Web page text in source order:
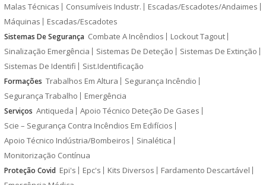
Malas Técnicas
Consumíveis Industr.
Escadas/Escadotes/Andaimes
Máquinas
Escadas/Escadotes
Sistemas De Segurança Combate A Incêndios
Lockout Tagout
Sinalização Emergência
Sistemas De Deteção
Sistemas De Extinção
Sistemas De Identifi
Sist.Identificação
Formações Trabalhos Em Altura
Segurança Incêndio
Segurança Trabalho
Emergência
Serviços Antiqueda
Apoio Técnico Deteção De Gases
Scie – Segurança Contra Incêndios Em Edifícios
Apoio Técnico Indústria/Bombeiros
Sinalética
Monitorização Contínua
Proteção Covid Epi's Epc's Kits Diversos
Fardamento Descartável